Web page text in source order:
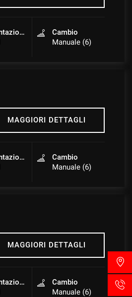
Alimentazione
Cambio
Manuale (6)
MAGGIORI DETTAGLI
Alimentazione
Cambio
Manuale (6)
MAGGIORI DETTAGLI
Alimentazione
Cambio
Manuale (6)